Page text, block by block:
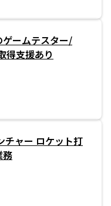
ームテスター/
得支援あり
チャー ロケット打
務